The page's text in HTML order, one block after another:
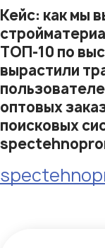
Кейс: как мы
ТОП-10 по
вырастили
оптовых
поисковых